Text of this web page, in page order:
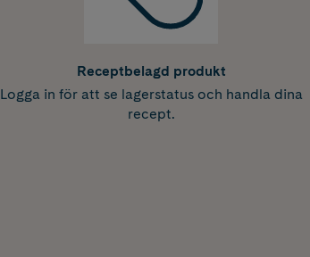
Receptbelagd produkt
Logga in för att se lagerstatus och handla dina
recept.